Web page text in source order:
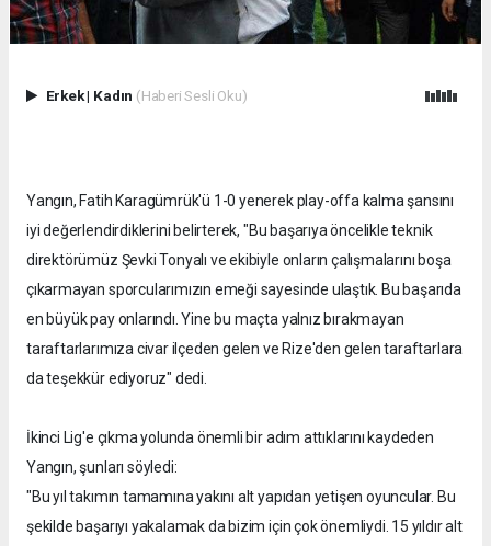
Erkek| Kadın (Haberi Sesli Oku)
Yangın, Fatih Karagümrük'ü 1-0 yenerek play-offa kalma şansını
iyi değerlendirdiklerini belirterek, "Bu başarıya öncelikle teknik
direktörümüz Şevki Tonyalı ve ekibiyle onların çalışmalarını boşa
çıkarmayan sporcularımızın emeği sayesinde ulaştık. Bu başarıda
en büyük pay onlarındı. Yine bu maçta yalnız bırakmayan
taraftarlarımıza civar ilçeden gelen ve Rize'den gelen taraftarlara
da teşekkür ediyoruz" dedi.
İkinci Lig'e çıkma yolunda önemli bir adım attıklarını kaydeden
Yangın, şunları söyledi:
"Bu yıl takımın tamamına yakını alt yapıdan yetişen oyuncular. Bu
şekilde başarıyı yakalamak da bizim için çok önemliydi. 15 yıldır alt